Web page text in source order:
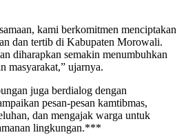
kami berkomitmen menciptakan
dan tertib di Kabupaten Morowali.
diharapkan semakin menumbuhkan
masyarakat,” ujarnya.
juga berdialog dengan
pesan-pesan kamtibmas,
dan mengajak warga untuk
lingkungan.***